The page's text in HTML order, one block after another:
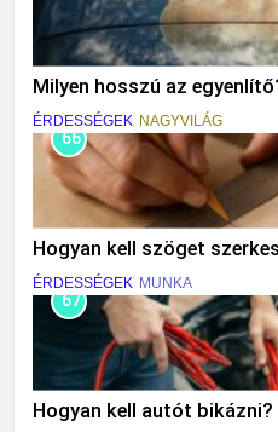
Milyen hosszú az
ÉRDESSÉGEK NAGYVILÁG
66
Hogyan kell szöget
ÉRDESSÉGEK MUNKA
67
Hogyan kell autót bikázni?